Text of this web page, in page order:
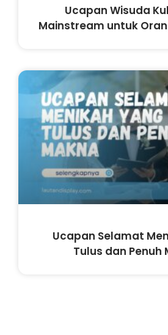
Ucapan Wisuda
Mainstream untuk
Ucapan Selamat
Tulus dan Penuh